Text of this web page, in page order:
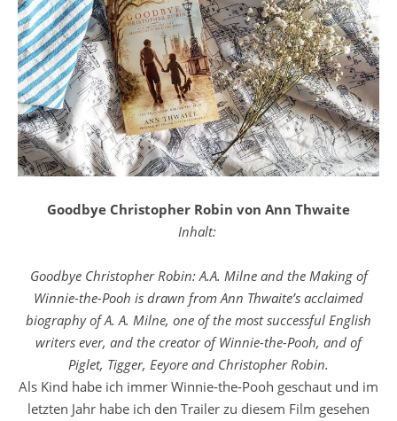
Goodbye Christopher Robin von Ann Thwaite
Inhalt:
Goodbye Christopher Robin: A.A. Milne and the Making of
Winnie-the-Pooh is drawn from Ann Thwaite’s acclaimed
biography of A. A. Milne, one of the most successful English
writers ever, and the creator of Winnie-the-Pooh, and of
Piglet, Tigger, Eeyore and Christopher Robin.
Als Kind habe ich immer Winnie-the-Pooh geschaut und im
letzten Jahr habe ich den Trailer zu diesem Film gesehen